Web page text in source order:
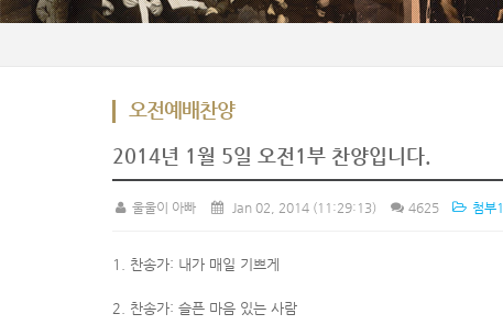
오전예배찬양
2014년 1월 5일 오전1부 찬양입니다.
울울이 아빠 Jan 02, 2014 (11:29:13) 4625 첨부1
1. 찬송가: 내가 매일 기쁘게
2. 찬송가: 슬픈 마음 있는 사람